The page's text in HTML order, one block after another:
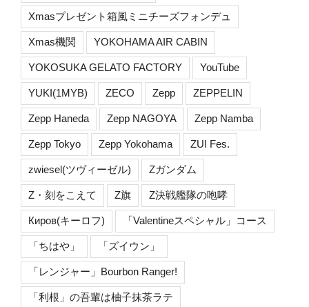
Xmasプレゼント箱風ミニチーズフォンデュ
Xmas機関 YOKOHAMA AIR CABIN
YOKOSUKA GELATO FACTORY YouTube
YUKI(1MYB) ZECO Zepp ZEPPELIN
Zepp Haneda Zepp NAGOYA Zepp Namba
Zepp Tokyo Zepp Yokohama ZUI Fes.
zwiesel(ツヴィーゼル) Zガンダム
Z・刻をこえて Z旗 Z決戦艦隊の咆哮
Киров(キーロフ) 「Valentineスペシャル」コース
「ちはや」 「ズイウン」
「レンジャー」Bourbon Ranger!
「利根」の吾輩は柚子抹茶ラテ